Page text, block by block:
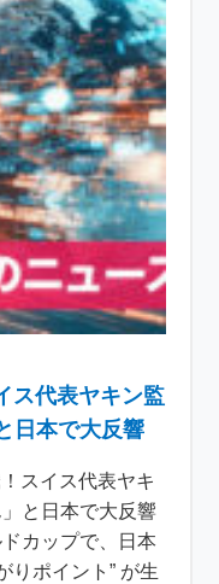
ス代表ヤキン監
日本で大反響
スイス代表ヤキ
と日本で大反響
カップで、日本
りポイント” が生